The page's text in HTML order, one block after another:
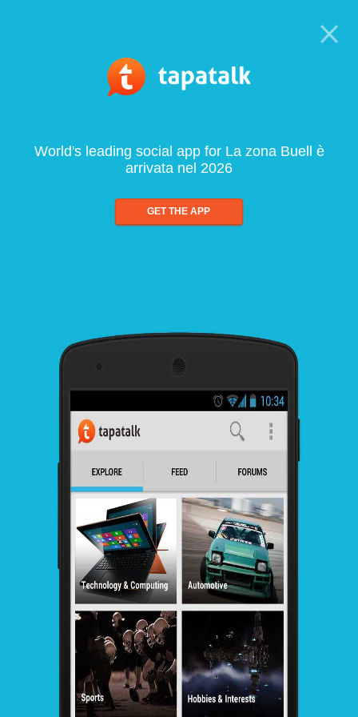
World's leading social app for La zona Buell è
arrivata nel 2026
GET THE APP